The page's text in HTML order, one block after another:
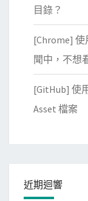
目錄？
[Chrome] 使
聞中，不想
[GitHub] 使
Asset 檔案
近期迴響